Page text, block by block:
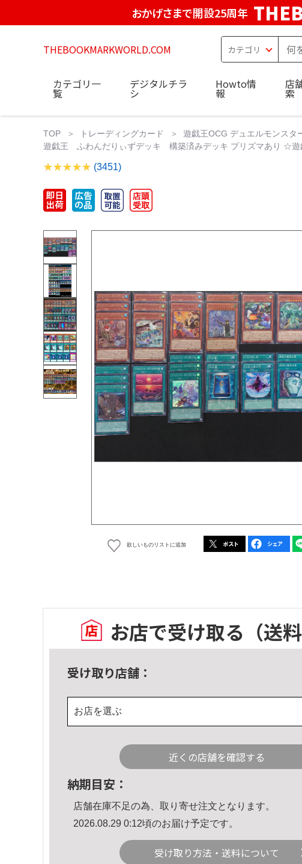
おかげさまで開設25周年
THEBOOKMARKWORLD.COM
カテゴリ一
覧
デジタルチラ
シ
Howto情
報
店
索
TOP トレーディングカード
遊戯王OCG デュエルモンスタ
遊戯王 ふわんだりぃずデッキ 構築済みデッキ プリズマあり ☆遊
(3451)
欲しいものリストに追加
お店で受け取る （送
受け取り店舗：
お店を選ぶ
近くの店舗を確認する
納期目安：
店舗在庫不足の為、取り寄せ注文となります。
2026.08.29 0:12頃のお届け予定です。
受け取り方法・送料について